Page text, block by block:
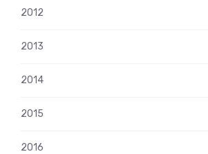
2012
2013
2014
2015
2016